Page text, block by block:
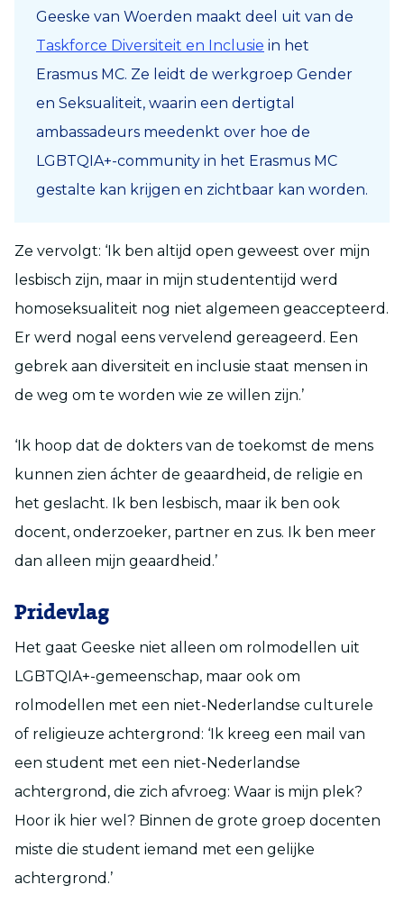
Geeske van Woerden maakt deel uit van de
Taskforce Diversiteit en Inclusie in het
Erasmus MC. Ze leidt de werkgroep Gender
en Seksualiteit, waarin een dertigtal
ambassadeurs meedenkt over hoe de
LGBTQIA+-community in het Erasmus MC
gestalte kan krijgen en zichtbaar kan worden.
Ze vervolgt: ‘Ik ben altijd open geweest over mijn
lesbisch zijn, maar in mijn studententijd werd
homoseksualiteit nog niet algemeen geaccepteerd.
Er werd nogal eens vervelend gereageerd. Een
gebrek aan diversiteit en inclusie staat mensen in
de weg om te worden wie ze willen zijn.’
‘Ik hoop dat de dokters van de toekomst de mens
kunnen zien áchter de geaardheid, de religie en
het geslacht. Ik ben lesbisch, maar ik ben ook
docent, onderzoeker, partner en zus. Ik ben meer
dan alleen mijn geaardheid.’
Pridevlag
Het gaat Geeske niet alleen om rolmodellen uit
LGBTQIA+-gemeenschap, maar ook om
rolmodellen met een niet-Nederlandse culturele
of religieuze achtergrond: ‘Ik kreeg een mail van
een student met een niet-Nederlandse
achtergrond, die zich afvroeg: Waar is mijn plek?
Hoor ik hier wel? Binnen de grote groep docenten
miste die student iemand met een gelijke
achtergrond.’